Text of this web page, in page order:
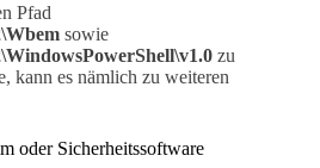
Pfad
sowie
zu
kann es nämlich zu weiteren
oder Sicherheitssoftware